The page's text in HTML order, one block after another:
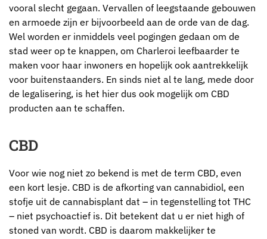
vooral slecht gegaan. Vervallen of leegstaande gebouwen
en armoede zijn er bijvoorbeeld aan de orde van de dag.
Wel worden er inmiddels veel pogingen gedaan om de
stad weer op te knappen, om Charleroi leefbaarder te
maken voor haar inwoners en hopelijk ook aantrekkelijk
voor buitenstaanders. En sinds niet al te lang, mede door
de legalisering, is het hier dus ook mogelijk om CBD
producten aan te schaffen.
CBD
Voor wie nog niet zo bekend is met de term CBD, even
een kort lesje. CBD is de afkorting van cannabidiol, een
stofje uit de cannabisplant dat – in tegenstelling tot THC
– niet psychoactief is. Dit betekent dat u er niet high of
stoned van wordt. CBD is daarom makkelijker te